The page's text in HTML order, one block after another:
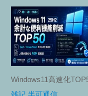
Windows11高速化
雑記 半可通信